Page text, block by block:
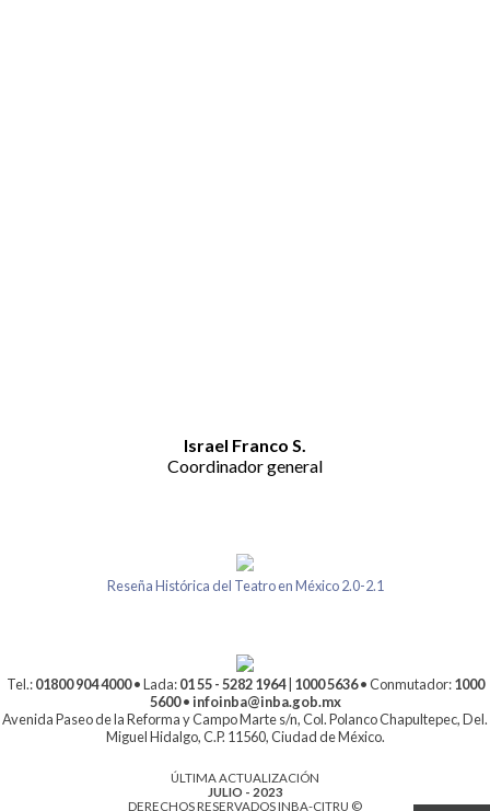
Israel Franco S.
Coordinador general
Reseña Histórica del Teatro en México 2.0-2.1
Tel.:01800 904 4000• Lada:01 55 - 5282 1964| 1000 5636• Conmutador:1000
5600•infoinba@inba.gob.mx
Avenida Paseo de la Reforma y Campo Marte s/n, Col. Polanco Chapultepec, Del.
Miguel Hidalgo, C.P. 11560, Ciudad de México.
ÚLTIMA ACTUALIZACIÓN
JULIO - 2023
DERECHOS RESERVADOS INBA-CITRU ©